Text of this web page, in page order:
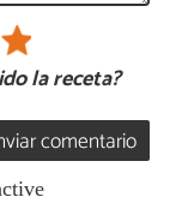
la receta?
comentario